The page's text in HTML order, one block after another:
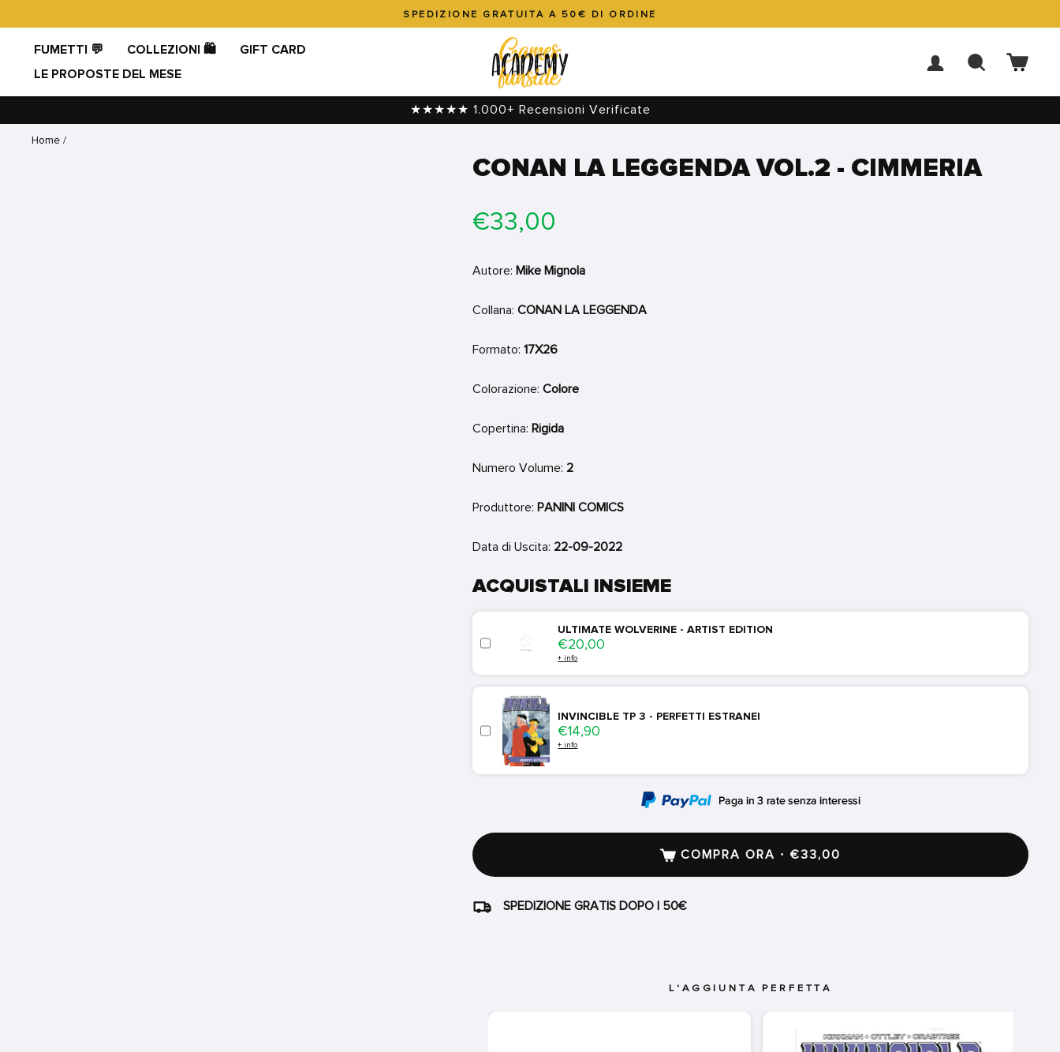
direttamente
contenuti
in
pausa
SPEDIZIONE GRATUITA A 50€ DI ORDINE
FUMETTI 💬 COLLEZIONI 🛍️
GIFT CARD
LE PROPOSTE DEL MESE
ACCEDI CERCA
★★★★★ 1.000+ Recensioni Verificate
Home /
CONAN LA LEGGENDA VOL.2 - CIMMERIA
Prezzo
di
€33,00
Autore: Mike Mignola
Collana:CONAN LA LEGGENDA
Formato:17X26
Colorazione:Colore
Copertina: Rigida
Numero Volume: 2
Produttore: PANINI COMICS
Data di Uscita: 22-09-2022
ACQUISTALI INSIEME
ULTIMATE WOLVERINE - ARTIST EDITION
Price
€20,00
+ info
INVINCIBLE TP 3 - PERFETTI ESTRANEI
Price
€14,90
+ info
COMPRA ORA · €33,00
SPEDIZIONE GRATIS DOPO I 50€
L'AGGIUNTA PERFETTA